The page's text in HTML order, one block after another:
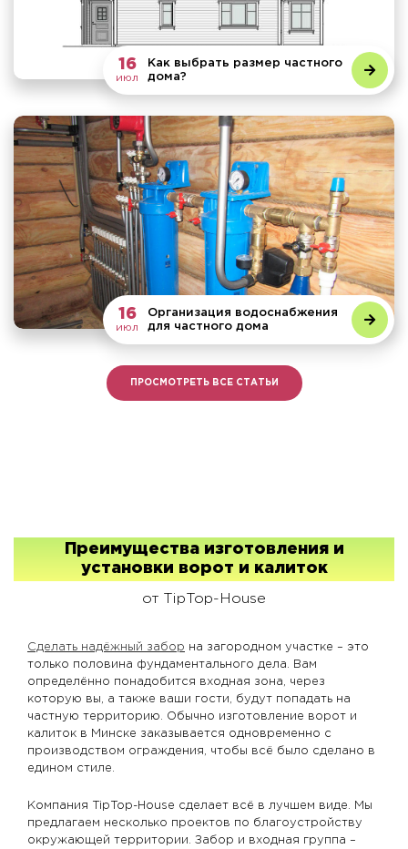
16
июл
Как выбрать размер частного
дома?
16
июл
Организация водоснабжения
для частного дома
ПРОСМОТРЕТЬ ВСЕ СТАТЬИ
Преимущества изготовления и
установки ворот и калиток
от TipTop-House
Сделать надёжный забор на загородном участке – это
только половина фундаментального дела. Вам
определённо понадобится входная зона, через
которую вы, а также ваши гости, будут попадать на
частную территорию. Обычно изготовление ворот и
калиток в Минске заказывается одновременно с
производством ограждения, чтобы всё было сделано в
едином стиле.
Компания TipTop-House сделает всё в лучшем виде. Мы
предлагаем несколько проектов по благоустройству
окружающей территории. Забор и входная группа –